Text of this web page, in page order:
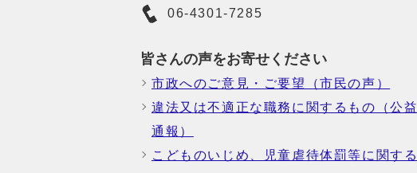
06-4301-7285
皆さんの声をお寄せください
市政へのご意見・ご要望（市民の声）
違法又は不適正な職務に関するもの（公益
通報）
こどものいじめ、児童虐待体罰等に関する